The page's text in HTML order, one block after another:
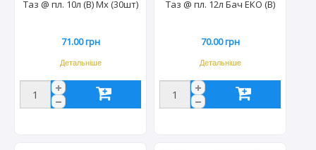
Таз @ пл. 10л (B) Mx (30шт)
71.00 грн
Детальніше
Таз @ пл. 12л Бач ЕКО (B)
70.00 грн
Детальніше